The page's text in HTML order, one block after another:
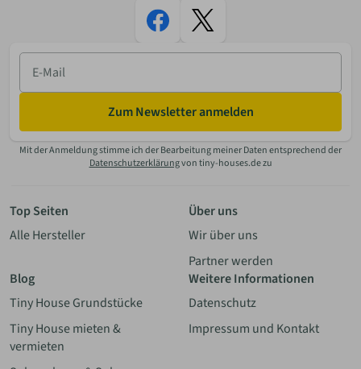
E-
Mail
Zum Newsletter anmelden
Mit der Anmeldung stimme ich der Bearbeitung meiner Daten entsprechend der
Datenschutzerklärungvon tiny-houses.de zu
Top Seiten
Alle Hersteller
Über uns
Wir über uns
Partner werden
Blog
Tiny House Grundstücke
Tiny House mieten &
vermieten
Weitere Informationen
Datenschutz
Impressum und Kontakt